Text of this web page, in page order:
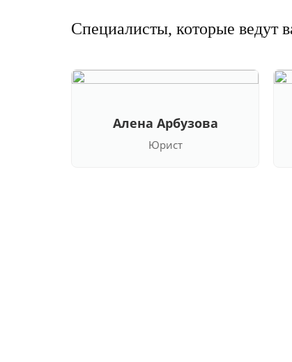
Специалисты, которые ведут
Алена Арбузова
Юрист